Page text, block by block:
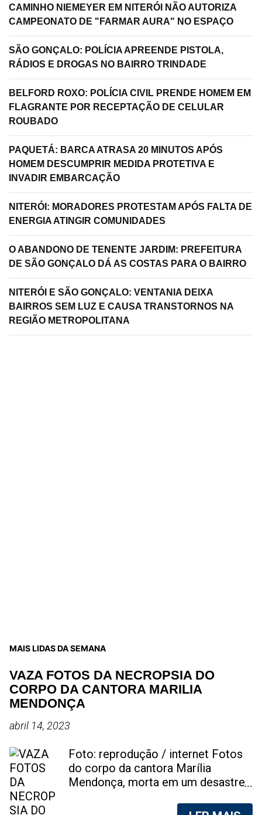
CAMINHO NIEMEYER EM NITERÓI NÃO AUTORIZA
CAMPEONATO DE "FARMAR AURA" NO ESPAÇO
SÃO GONÇALO: POLÍCIA APREENDE PISTOLA,
RÁDIOS E DROGAS NO BAIRRO TRINDADE
BELFORD ROXO: POLÍCIA CIVIL PRENDE HOMEM EM
FLAGRANTE POR RECEPTAÇÃO DE CELULAR
ROUBADO
PAQUETÁ: BARCA ATRASA 20 MINUTOS APÓS
HOMEM DESCUMPRIR MEDIDA PROTETIVA E
INVADIR EMBARCAÇÃO
NITERÓI: MORADORES PROTESTAM APÓS FALTA DE
ENERGIA ATINGIR COMUNIDADES
O ABANDONO DE TENENTE JARDIM: PREFEITURA
DE SÃO GONÇALO DÁ AS COSTAS PARA O BAIRRO
NITERÓI E SÃO GONÇALO: VENTANIA DEIXA
BAIRROS SEM LUZ E CAUSA TRANSTORNOS NA
REGIÃO METROPOLITANA
MAIS LIDAS DA SEMANA
VAZA FOTOS DA NECROPSIA DO
CORPO DA CANTORA MARILIA
MENDONÇA
abril 14, 2023
Foto: reprodução / internet Fotos
do corpo da cantora Marília
Mendonça, morta em um desastre
foram vazadas na internet. A